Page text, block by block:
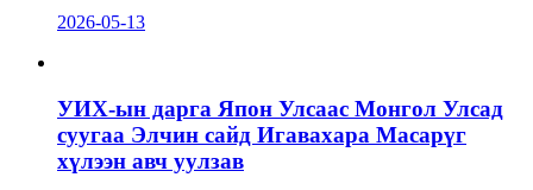
2026-05-13
УИХ-ын дарга Япон Улсаас Монгол Улсад
суугаа Элчин сайд Игавахара Масарүг
хүлээн авч уулзав